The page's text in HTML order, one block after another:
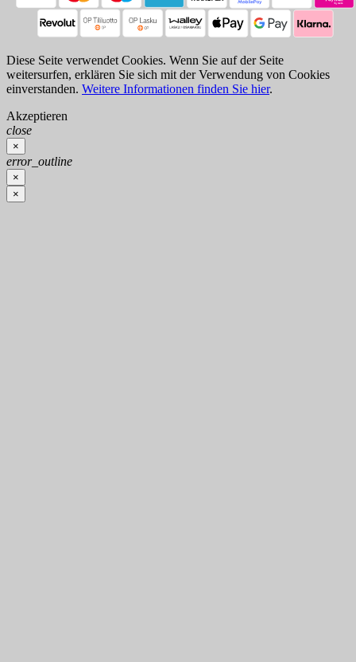
Diese Seite verwendet Cookies. Wenn Sie auf der Seite
weitersurfen, erklären Sie sich mit der Verwendung von Cookies
einverstanden. Weitere Informationen finden Sie hier.
Akzeptieren
close
×
error_outline
×
×